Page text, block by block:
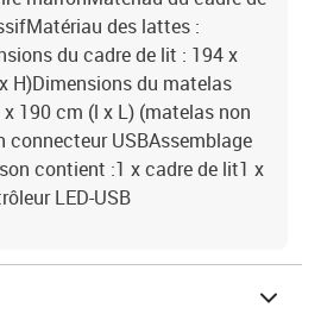
des lattes :
du cadre de lit : 194 x
H)Dimensions du matelas
190 cm (l x L) (matelas non
connecteur USBAssemblage
contient :1 x cadre de lit1 x
LED-USB